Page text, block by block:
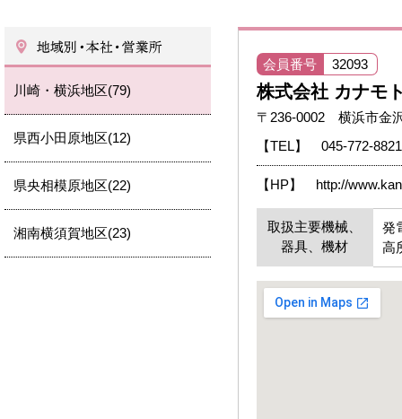
川崎・横浜地区(79)
県西小田原地区(12)
県央相模原地区(22)
湘南横須賀地区(23)
会員番号 32093
株式会社 カナモ
〒236-0002 横浜市金
【TEL】 045-772-8821
【HP】 http://
取扱主要機械、
器具、機材
発
高